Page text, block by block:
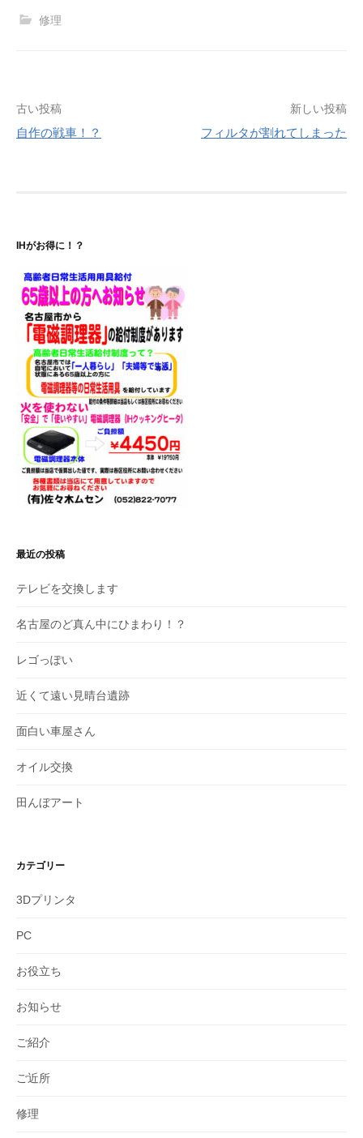
修理
投
稿
シ
ョ
ン
古い投稿
自作の戦車！？
新しい投稿
フィルタが割れてしまった
IHがお得に！？
最近の投稿
テレビを交換します
名古屋のど真ん中にひまわり！？
レゴっぽい
近くて遠い見晴台遺跡
面白い車屋さん
オイル交換
田んぼアート
カテゴリー
3Dプリンタ
PC
お役立ち
お知らせ
ご紹介
ご近所
修理